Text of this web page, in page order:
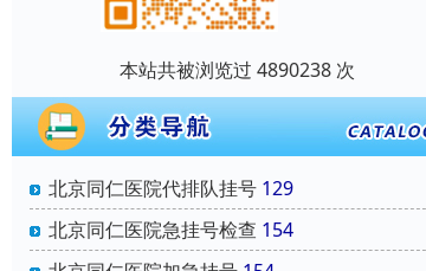
本站共被浏览过 4890238 次
北京同仁医院代排队挂号 129
北京同仁医院急挂号检查 154